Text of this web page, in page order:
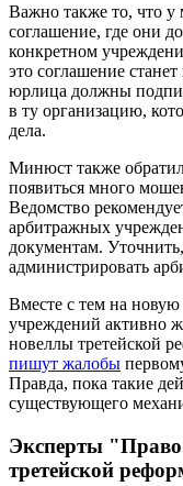
Важно также то, что у
соглашение, где они
конкретном
это соглашение
юрлица должны
в ту организацию,
дела.
Минюст также
появиться много
Ведомство
арбитражных
документам.
администрировать
Вместе с тем на
учреждений активно
новеллы третейской
пишут жалобы
Правда, пока такие
существующего
Эксперты
третейской